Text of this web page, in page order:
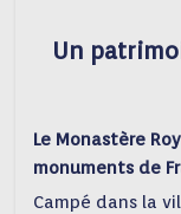
Un
Le Monastère
monuments de
Campé dans la